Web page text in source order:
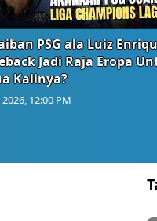
PSG ala Luiz
Jadi Raja Eropa
Kalinya?
12:00 PM